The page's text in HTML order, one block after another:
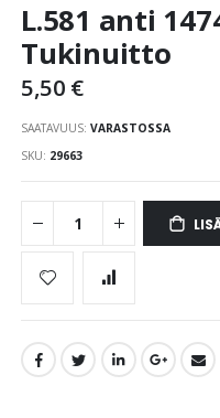
to
beginning
of
images
gallery
L.581 anti
Tukinuitto
5,50 €
SAATAVUUS: VARASTOSSA
SKU 29663